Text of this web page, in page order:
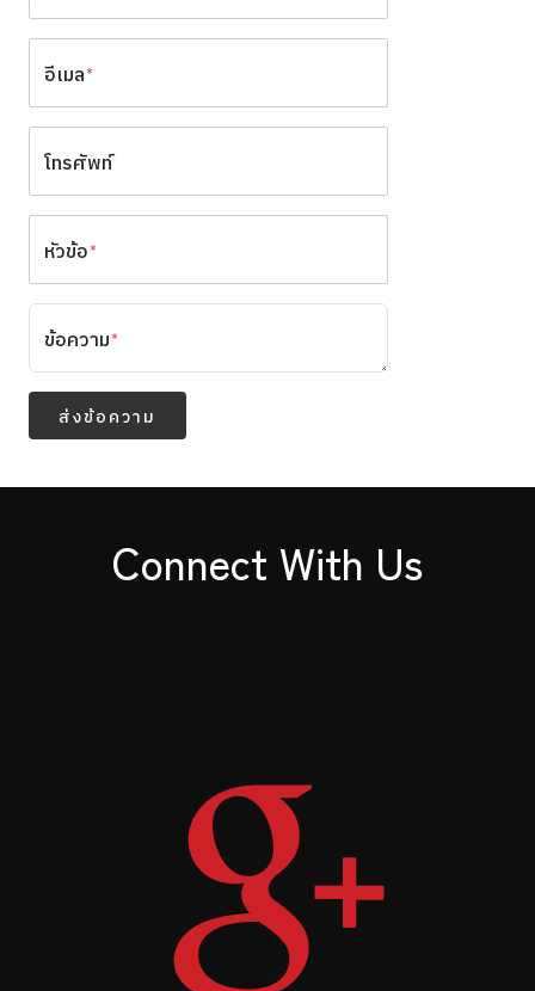
อีเมล*
โทรศัพท์
หัวข้อ*
ข้อความ*
ส่งข้อความ
Connect With Us